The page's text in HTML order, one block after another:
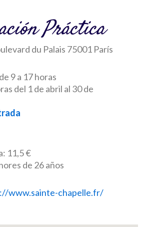
Práctica
du Palais 75001 París
9 a 17 horas
del 1 de abril al 30 de
11,5 €
de 26 años
www.sainte-chapelle.fr/